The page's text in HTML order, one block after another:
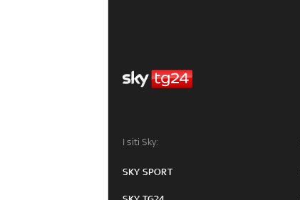
I siti Sky:
SKY SPORT